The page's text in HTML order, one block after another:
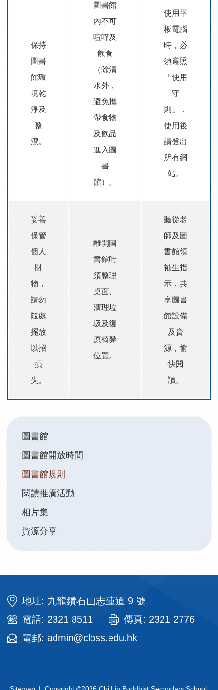
保持
圖書
館環
境乾
淨及
整
潔。
圖書館
內不可
喧嘩及
飲食
（除清
水外，
避免攜
帶食物
及飲品
進入圖
書
館）。
使用平
板電腦
時，必
須遵照
「使用
守
則」，
使用後
請登出
所有網
站。
妥善
保管
個人
財
物，
請勿
隨處
擺放
以招
損
失。
離開圖
書館時
須整理
桌面、
清理垃
圾及復
原椅凳
位置。
聽從老
師及圖
書館領
袖生指
示，共
享圖書
館設備
及資
源，愉
快閱
讀。
Main
navigation
圖書館
圖書館開放時間
圖書館規則
閱讀推廣活動
相片集
資源分享
地址: 九龍鑽石山志蓮道 9 號
電話: 2321 8511
傳真: 2321 2776
電郵: admin@clbss.edu.hk